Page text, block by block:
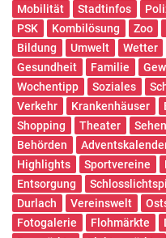
Mobilität
Stadtinfos
PSK
Kombilösung Zoo
Bildung
Umwelt Wetter
Gesundheit
Familie
Wochentipp
Soziales
Verkehr
Krankenhäuser
Shopping
Theater
Behörden
Highlights
Sportvereine
Entsorgung
Durlach
Vereinswelt
Fotogalerie
Flohmärkte